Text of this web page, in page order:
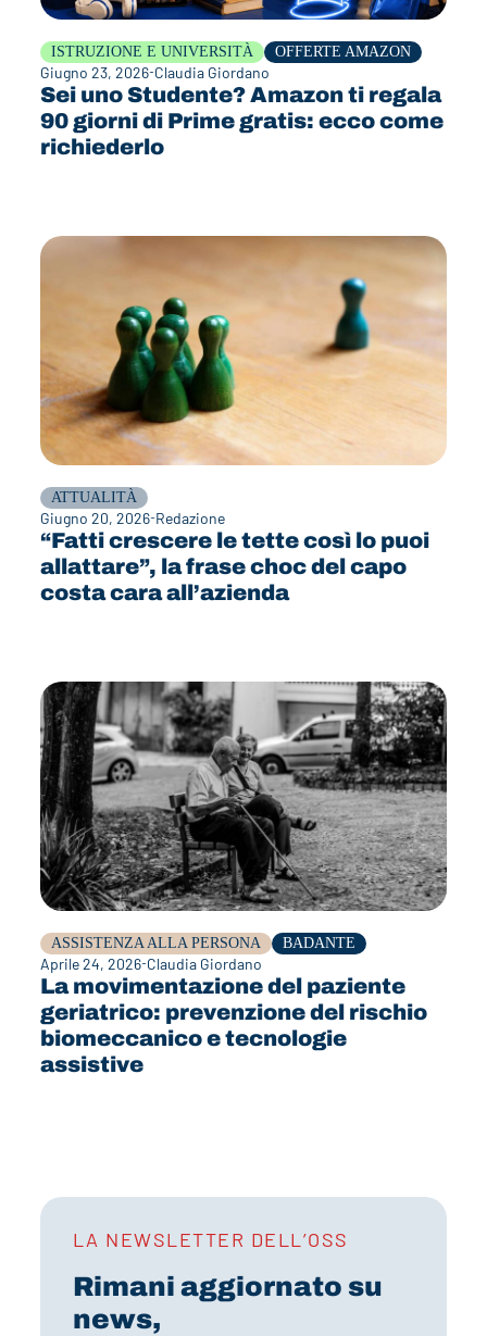
ISTRUZIONE E UNIVERSITÀ OFFERTE AMAZON
Giugno 23, 2026 Claudia Giordano
Sei uno Studente? Amazon ti regala
90 giorni di Prime gratis: ecco come
richiederlo
ATTUALITÀ
Giugno 20, 2026 Redazione
“Fatti crescere le tette così lo puoi
allattare”, la frase choc del capo
costa cara all’azienda
ASSISTENZA ALLA PERSONA BADANTE
Aprile 24, 2026 Claudia Giordano
La movimentazione del paziente
geriatrico: prevenzione del rischio
biomeccanico e tecnologie
assistive
LA NEWSLETTER DELL’OSS
Rimani aggiornato su
news,